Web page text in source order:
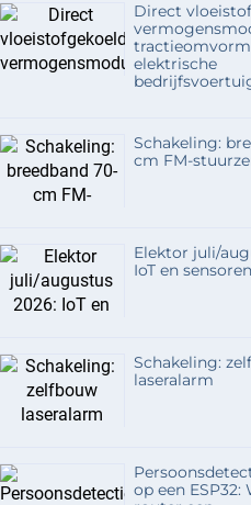
Direct
elektrische
Schakeling:
cm FM-
Elektor juli/
IoT en sensoren
Schakeling:
laseralarm
op een ESP32: